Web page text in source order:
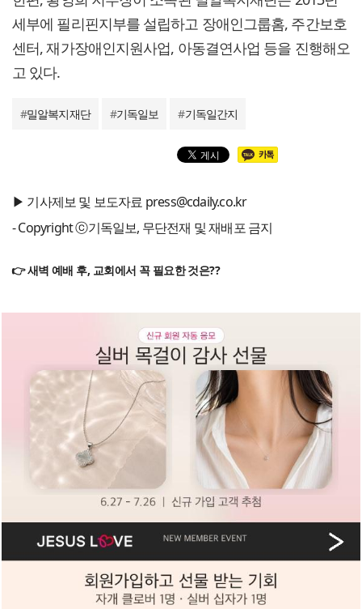
세부에 필리핀지부를 설립하고 장애인그룹홈, 주간보호
센터, 재가장애인지원사업, 아동결연사업 등을 진행해오
고 있다.
#밀알복지재단 #기독일보 #기독일간지
▶ 기사제보 및 보도자료 press@cdaily.co.kr
- Copyright ⓒ기독일보, 무단전재 및 재배포 금지
👉 새벽 예배 후, 교회에서 꼭 필요한 것은??